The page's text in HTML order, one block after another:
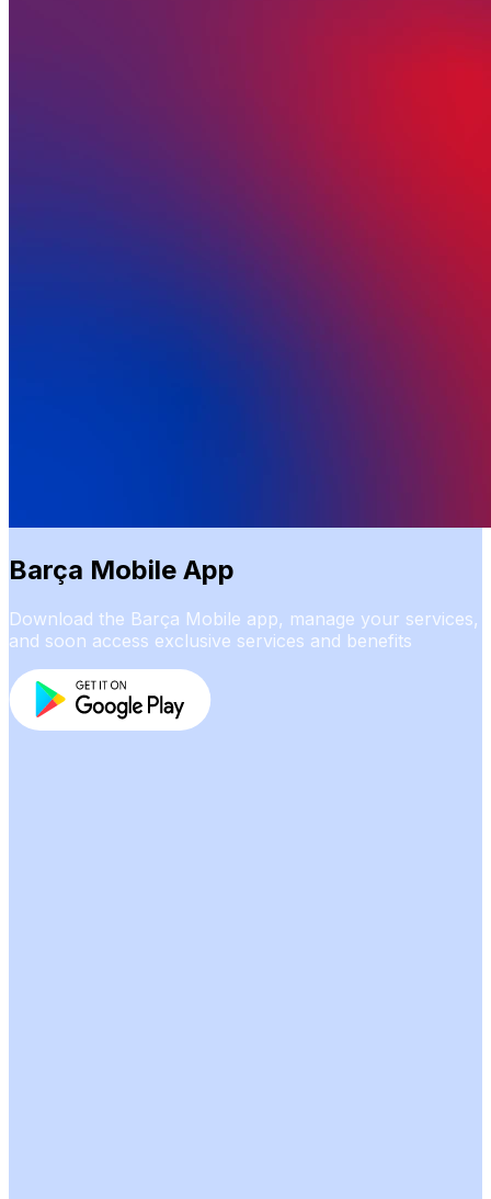
Barça Mobile App
Download the Barça Mobile app, manage your services,
and soon access exclusive services and benefits